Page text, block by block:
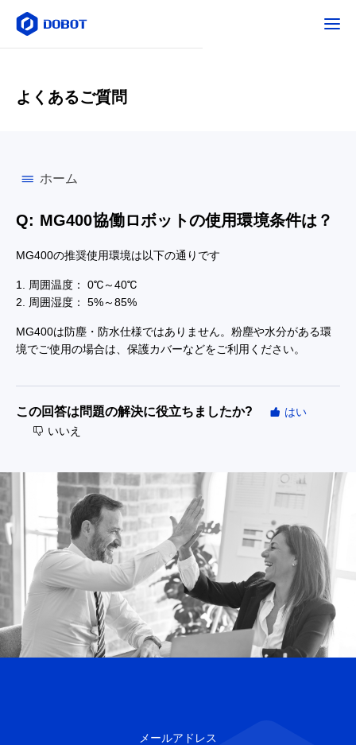
よくあるご質問
ホーム
Q: MG400協働ロボットの使用環境条件は？
MG400の推奨使用環境は以下の通りです
1. 周囲温度： 0℃～40℃
2. 周囲湿度： 5%～85%
MG400は防塵・防水仕様ではありません。粉塵や水分がある環
境でご使用の場合は、保護カバーなどをご利用ください。
この回答は問題の解決に役立ちましたか?
はい
いいえ
メールアドレス